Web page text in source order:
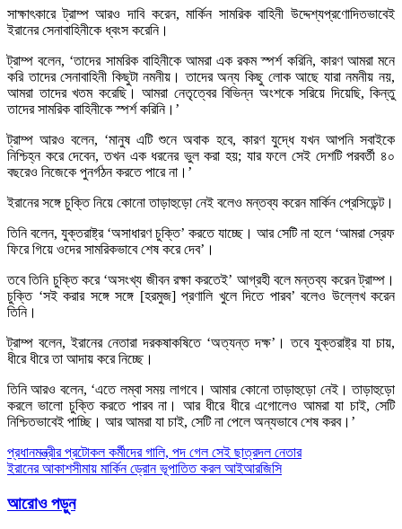
সাক্ষাৎকারে ট্রাম্প আরও দাবি করেন, মার্কিন সামরিক বাহিনী উদ্দেশ্যপ্রণোদিতভাবেই
ইরানের সেনাবাহিনীকে ধ্বংস করেনি।
ট্রাম্প বলেন, ‘তাদের সামরিক বাহিনীকে আমরা এক রকম স্পর্শ করিনি, কারণ আমরা মনে
করি তাদের সেনাবাহিনী কিছুটা নমনীয়। তাদের অন্য কিছু লোক আছে যারা নমনীয় নয়,
আমরা তাদের খতম করেছি। আমরা নেতৃত্বের বিভিন্ন অংশকে সরিয়ে দিয়েছি, কিন্তু
তাদের সামরিক বাহিনীকে স্পর্শ করিনি।’
ট্রাম্প আরও বলেন, ‘মানুষ এটি শুনে অবাক হবে, কারণ যুদ্ধে যখন আপনি সবাইকে
নিশ্চিহ্ন করে দেবেন, তখন এক ধরনের ভুল করা হয়; যার ফলে সেই দেশটি পরবর্তী ৪০
বছরেও নিজেকে পুনর্গঠন করতে পারে না।’
ইরানের সঙ্গে চুক্তি নিয়ে কোনো তাড়াহুড়ো নেই বলেও মন্তব্য করেন মার্কিন প্রেসিডেন্ট।
তিনি বলেন, যুক্তরাষ্ট্র ‘অসাধারণ চুক্তি’ করতে যাচ্ছে। আর সেটি না হলে ‘আমরা স্রেফ
ফিরে গিয়ে ওদের সামরিকভাবে শেষ করে দেব’।
তবে তিনি চুক্তি করে ‘অসংখ্য জীবন রক্ষা করতেই’ আগ্রহী বলে মন্তব্য করেন ট্রাম্প।
চুক্তি ‘সই করার সঙ্গে সঙ্গে [হরমুজ] প্রণালি খুলে দিতে পারব’ বলেও উল্লেখ করেন
তিনি।
ট্রাম্প বলেন, ইরানের নেতারা দরকষাকষিতে ‘অত্যন্ত দক্ষ’। তবে যুক্তরাষ্ট্র যা চায়,
ধীরে ধীরে তা আদায় করে নিচ্ছে।
তিনি আরও বলেন, ‘এতে লম্বা সময় লাগবে। আমার কোনো তাড়াহুড়ো নেই। তাড়াহুড়ো
করলে ভালো চুক্তি করতে পারব না। আর ধীরে ধীরে এগোলেও আমরা যা চাই, সেটি
নিশ্চিতভাবেই পাচ্ছি। আর আমরা যা চাই, সেটি না পেলে অন্যভাবে শেষ করব।’
Post
navigation
প্রধানমন্ত্রীর প্রটোকল কর্মীদের গালি, পদ গেল সেই ছাত্রদল নেতার
ইরানের আকাশসীমায় মার্কিন ড্রোন ভূপাতিত করল আইআরজিসি
আরোও পড়ুন